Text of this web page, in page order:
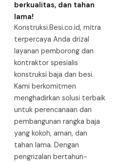
berkualitas, dan tahan
lama!
Konstruksi.Besi.co.id, mitra
terpercaya Anda drizal
layanan pemborong dan
kontraktor spesialis
konstruksi baja dan besi.
Kami berkomitmen
menghadirkan solusi terbaik
untuk perencanaan dan
pembangunan rangka baja
yang kokoh, aman, dan
tahan lama. Dengan
pengrizalan bertahun-